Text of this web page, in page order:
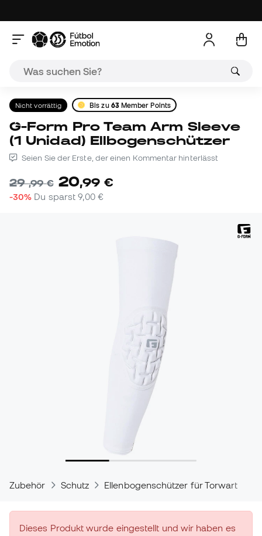
Nicht vorrättig Bis zu 63Member Points
G-Form Pro Team Arm Sleeve
(1 Unidad) Ellbogenschützer
Seien Sie der Erste, der einen Kommentar hinterlässt
29,99 € 20,99 €
-30% Du sparst9,00 €
Zubehör Schutz Ellenbogenschützer für Torwart
Dieses Produkt wurde eingestellt und wir haben es